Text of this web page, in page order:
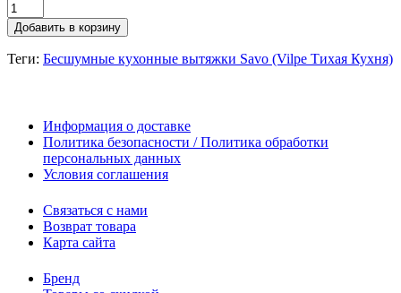
Добавить в корзину
Теги: Бесшумные кухонные вытяжки Savo (Vilpe Тихая Кухня)
Информация о доставке
Политика безопасности / Политика обработки
персональных данных
Условия соглашения
Связаться с нами
Возврат товара
Карта сайта
Бренд